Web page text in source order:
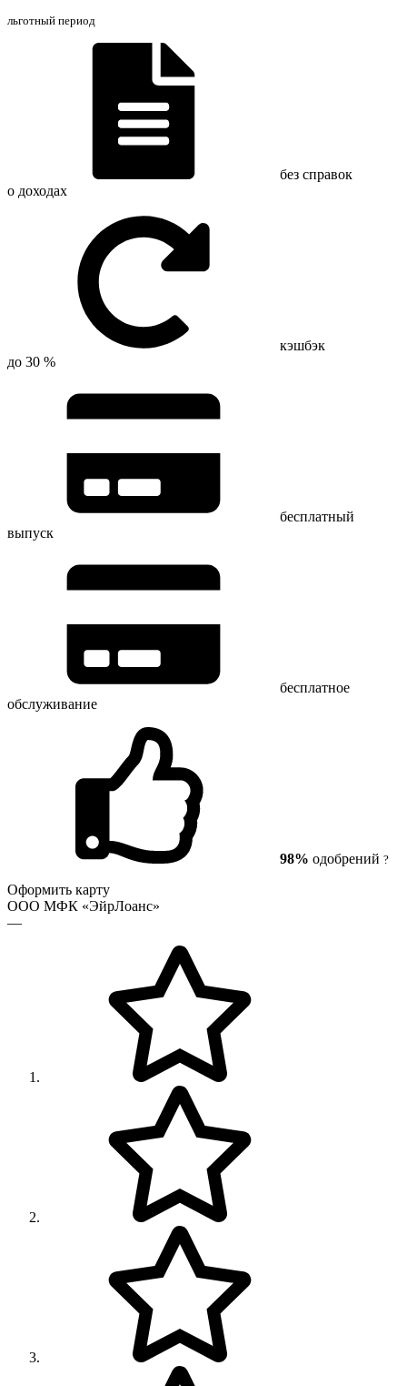
льготный период
без справок
о доходах
кэшбэк
до 30 %
бесплатный
выпуск
бесплатное
обслуживание
98% одобрений ?
Оформить карту
ООО МФК «ЭйрЛоанс»
—